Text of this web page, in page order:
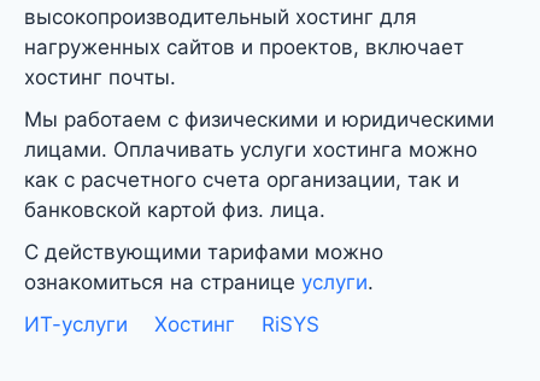
высокопроизводительный хостинг для
нагруженных сайтов и проектов, включает
хостинг почты.
Мы работаем с физическими и юридическими
лицами. Оплачивать услуги хостинга можно
как с расчетного счета организации, так и
банковской картой физ. лица.
С действующими тарифами можно
ознакомиться на странице услуги.
ИТ-услуги
Хостинг RiSYS